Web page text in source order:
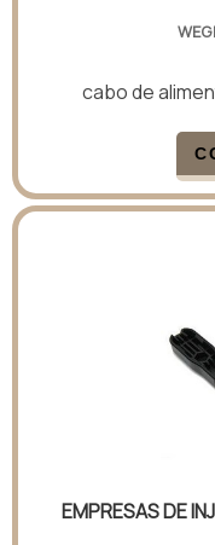
cabo de
EMPRESAS DE